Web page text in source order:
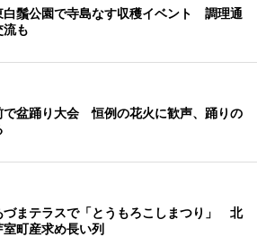
白鬚公園で寺島なす収穫イベント 調理通
流も
で盆踊り大会 恒例の花火に歓声、踊りの
づまテラスで「とうもろこしまつり」 北
室町産求め長い列